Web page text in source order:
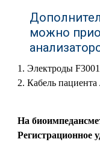
можно
Электроды
Кабель
На
Регистрационное